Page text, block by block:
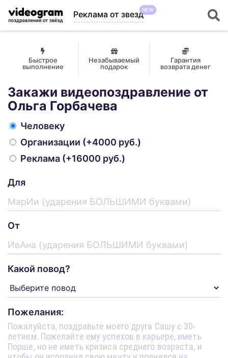
Реклама от звездNEW
Быстрое
выполнение
Незабываемый
подарок
Гарантия
возврата денег
Закажи видеопоздравление от
Ольга Горбачева
Человеку
Организации (+4000 руб.)
Реклама (+16000 руб.)
Для
От
Какой повод?
Пожелания: